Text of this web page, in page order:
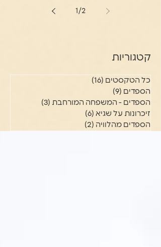
1 /2
קטגוריות
כל הטקסטים (16)
הספדים (9)
הספדים - המשפחה המורחבת (3)
זיכרונות על שגיא (6)
הספדים מהלוויה (2)